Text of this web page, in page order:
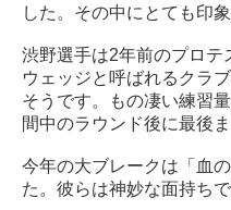
した。その中にとても印
渋野選手は2年前のプロテ
ウェッジと呼ばれるクラ
そうです。もの凄い練習
間中のラウンド後に最後
今年の大ブレークは「血
た。彼らは神妙な面持ち